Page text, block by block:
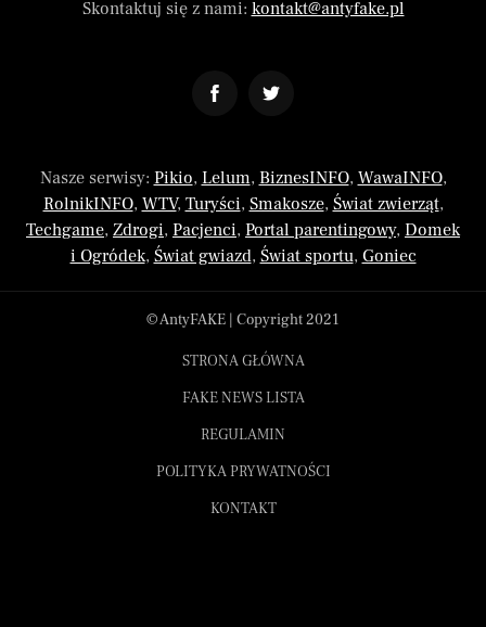
Skontaktuj się z nami: kontakt@antyfake.pl
Nasze serwisy: Pikio, Lelum, BiznesINFO, WawaINFO,
RolnikINFO, WTV, Turyści, Smakosze, Świat zwierząt,
Techgame, Zdrogi, Pacjenci, Portal parentingowy, Domek
i Ogródek, Świat gwiazd, Świat sportu, Goniec
© AntyFAKE | Copyright 2021
STRONA GŁÓWNA
FAKE NEWS LISTA
REGULAMIN
POLITYKA PRYWATNOŚCI
KONTAKT